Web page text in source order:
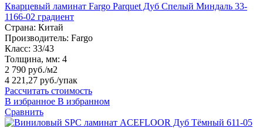
Кварцевый ламинат Fargo Parquet Дуб Спелый Миндаль 33-
1166-02 градиент
Страна: Китай
Производитель: Fargo
Класс: 33/43
Толщина, мм: 4
2 790 руб./м2
4 221,27 руб./упак
Рассчитать стоимость
В избранное В избранном
Сравнить